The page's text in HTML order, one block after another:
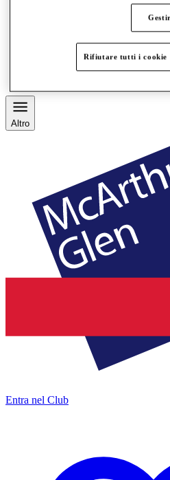
Altro
Entra nel Club
Rifiutare tutti i cookie